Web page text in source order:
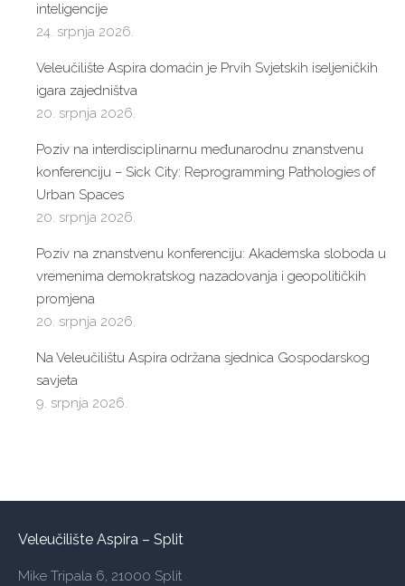
inteligencije
24. srpnja 2026.
Veleučilište Aspira domaćin je Prvih Svjetskih iseljeničkih
igara zajedništva
20. srpnja 2026.
Poziv na interdisciplinarnu međunarodnu znanstvenu
konferenciju – Sick City: Reprogramming Pathologies of
Urban Spaces
20. srpnja 2026.
Poziv na znanstvenu konferenciju: Akademska sloboda u
vremenima demokratskog nazadovanja i geopolitičkih
promjena
20. srpnja 2026.
Na Veleučilištu Aspira održana sjednica Gospodarskog
savjeta
9. srpnja 2026.
Veleučilište Aspira – Split
Mike Tripala 6, 21000 Split